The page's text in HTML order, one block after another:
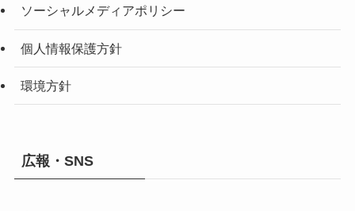
ソーシャルメディアポリシー
個人情報保護方針
環境方針
広報・SNS